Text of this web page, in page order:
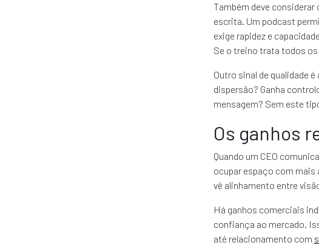
Também deve considerar
escrita. Um podcast
exige rapidez e
Se o treino trata todos
Outro sinal de qualidade
dispersão? Ganha
mensagem? Sem este
Os ganhos
Quando um CEO
ocupar espaço com mais
vê alinhamento entre
Há ganhos comerciais
confiança ao mercado.
até relacionamento com